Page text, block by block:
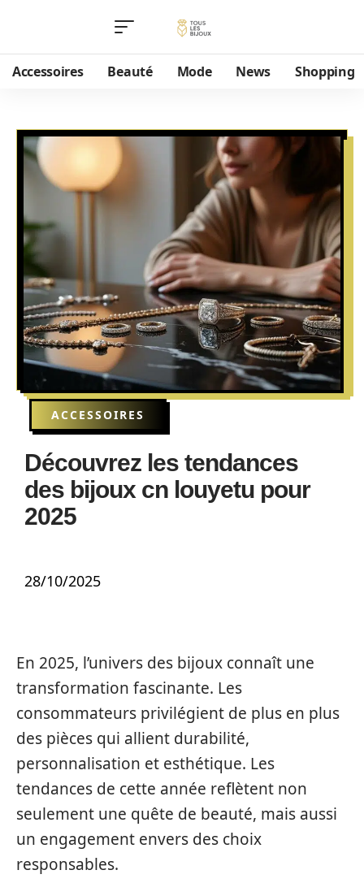
Accessoires Beauté Mode News Shopping
ACCESSOIRES
Découvrez les tendances
des bijoux cn louyetu pour
2025
28/10/2025
En 2025, l’univers des bijoux connaît une
transformation fascinante. Les
consommateurs privilégient de plus en plus
des pièces qui allient durabilité,
personnalisation et esthétique. Les
tendances de cette année reflètent non
seulement une quête de beauté, mais aussi
un engagement envers des choix
responsables.